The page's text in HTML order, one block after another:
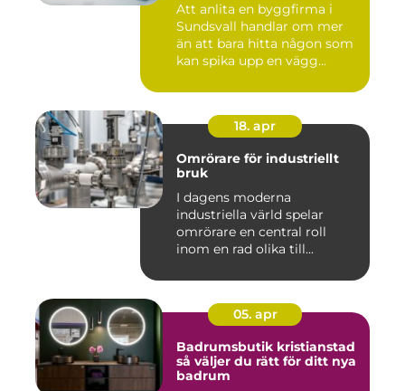
Att anlita en byggfirma i
Sundsvall handlar om mer
än att bara hitta någon som
kan spika upp en vägg...
18. apr
Omrörare för industriellt
bruk
I dagens moderna
industriella värld spelar
omrörare en central roll
inom en rad olika till...
05. apr
Badrumsbutik kristianstad
så väljer du rätt för ditt nya
badrum